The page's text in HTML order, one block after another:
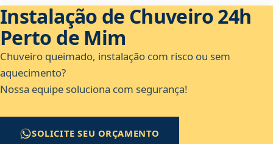
Instalação de Chuveiro 24h
Perto de Mim
Chuveiro queimado, instalação com risco ou sem
aquecimento?
Nossa equipe soluciona com segurança!
SOLICITE SEU ORÇAMENTO